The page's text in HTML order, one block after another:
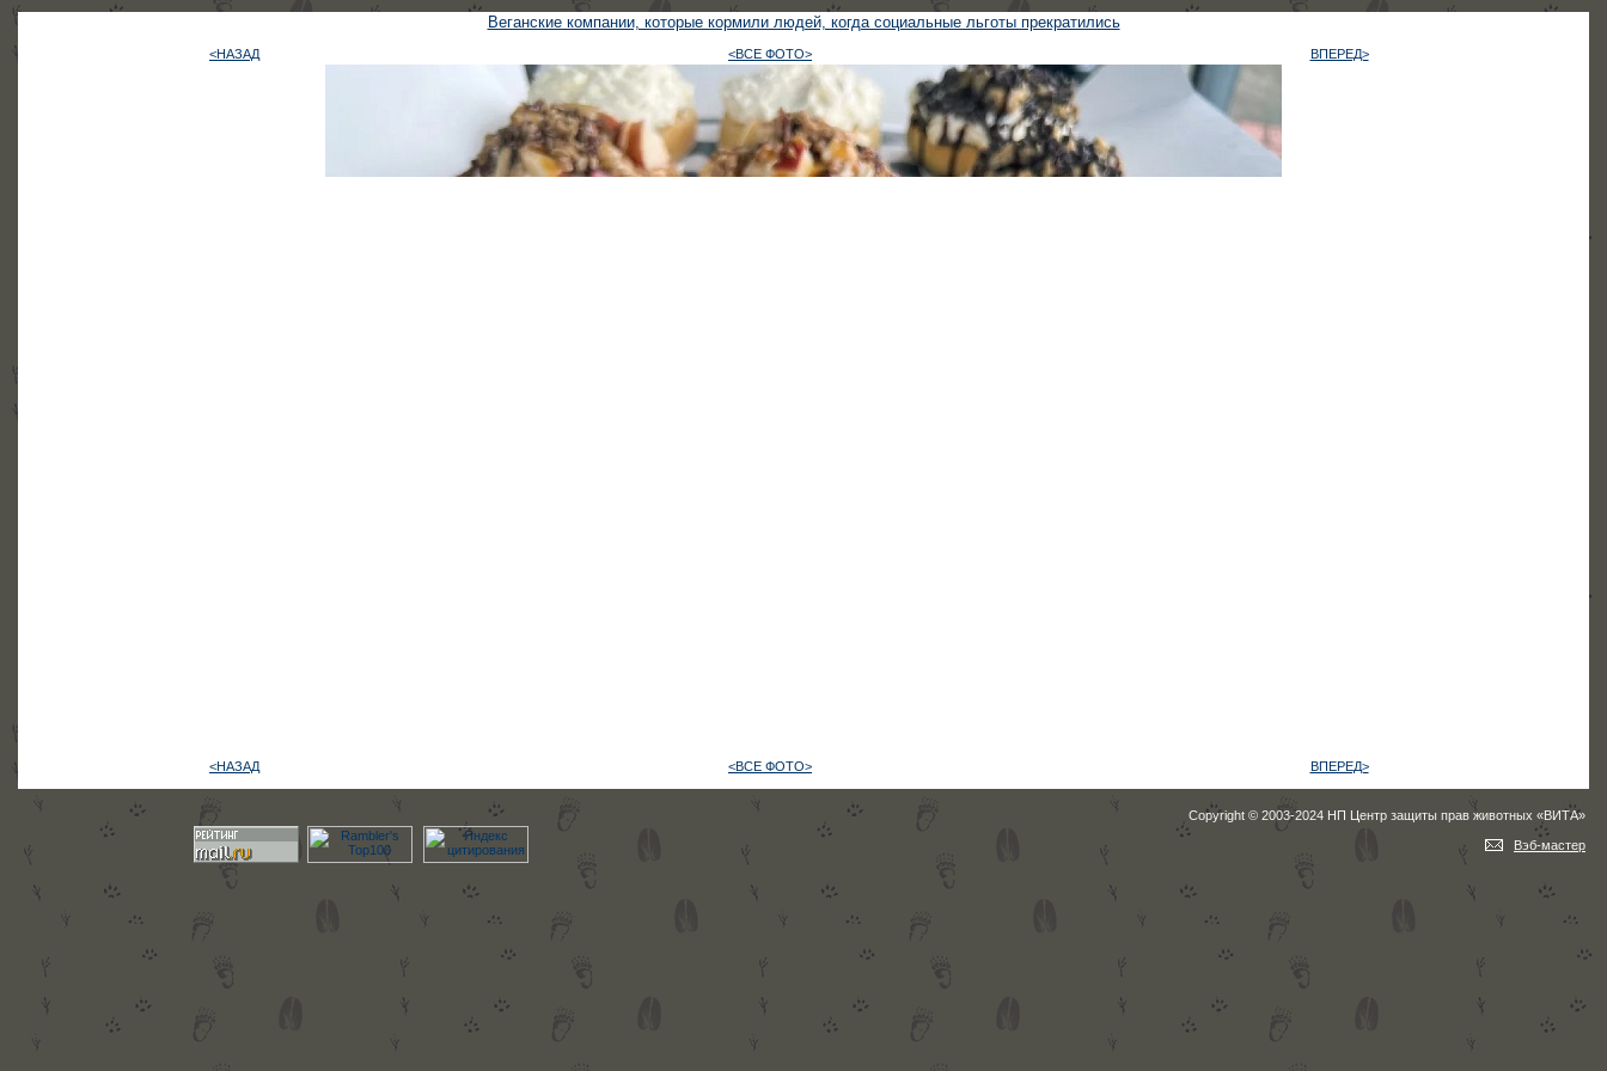
Веганские компании, которые кормили людей, когда социальные льготы прекратились
<НАЗАД <ВСЕ ФОТО> ВПЕРЕД>
<НАЗАД <ВСЕ ФОТО> ВПЕРЕД>
Copyright © 2003-2024 НП Центр защиты прав животных «ВИТА»
Вэб-мастер